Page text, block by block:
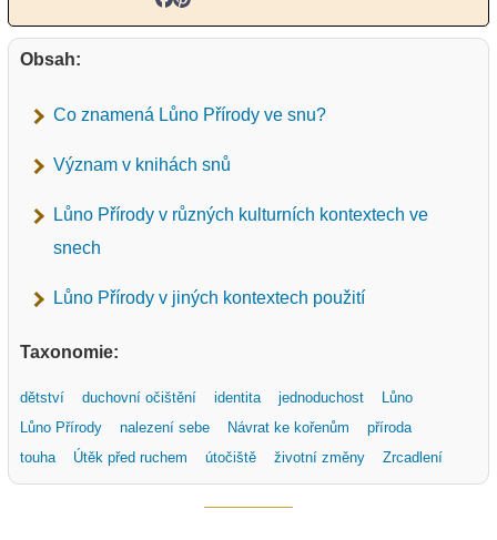
Obsah:
Co znamená Lůno Přírody ve snu?
Význam v knihách snů
Lůno Přírody v různých kulturních kontextech ve
snech
Lůno Přírody v jiných kontextech použití
Taxonomie:
dětství duchovní očištění identita jednoduchost
Lůno
Lůno Přírody
nalezení sebe Návrat ke kořenům
příroda
touha
Útěk před ruchem útočiště životní změny Zrcadlení